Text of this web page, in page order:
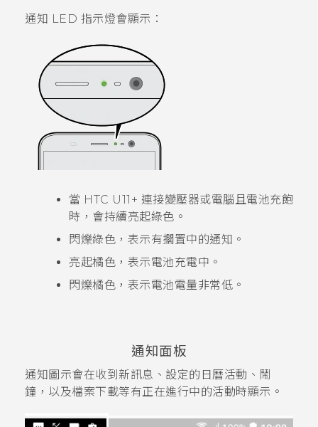
支援服務
通知 LED 指示燈會顯示：
當 HTC U11‍+ 連接變壓器或電腦且電池充飽
時，會持續亮起綠色。
閃爍綠色，表示有擱置中的通知。
亮起橘色，表示電池充電中。
閃爍橘色，表示電池電量非常低。
通知面板
通知圖示會在收到新訊息、設定的日曆活動、鬧
鐘，以及檔案下載等有正在進行中的活動時顯示。